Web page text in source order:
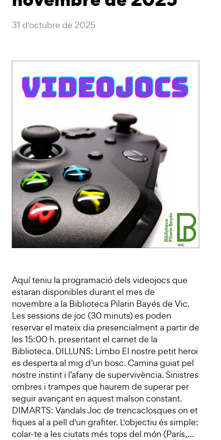
31 d'octubre de 2025
Aquí teniu la programació dels videojocs que
estaran disponibles durant el mes de
novembre a la Biblioteca Pilarin Bayés de Vic.
Les sessions de joc (30 minuts) es poden
reservar el mateix dia presencialment a partir de
les 15:00 h. presentant el carnet de la
Biblioteca. DILLUNS: Limbo El nostre petit heroi
es desperta al mig d’un bosc. Camina guiat pel
nostre instint i l’afany de supervivència. Sinistres
ombres i trampes que haurem de superar per
seguir avançant en aquest malson constant.
DIMARTS: Vandals Joc de trencaclosques on et
fiques al a pell d'un grafiter. L'objectiu és simple:
colar-te a les ciutats més tops del món (París,…